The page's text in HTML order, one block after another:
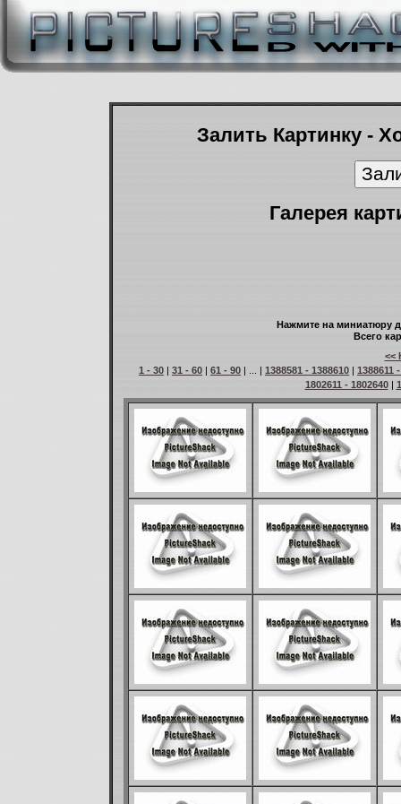
Залить Картинку -
Галерея
Нажмите на миниатюру
Всего
<<
1 - 30 | 31 - 60 | 61 - 90 | ... | 1388581 - 1388610 | 1388611
1802611 - 1802640|